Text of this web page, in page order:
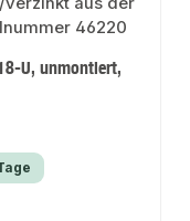
U, unmontiert,